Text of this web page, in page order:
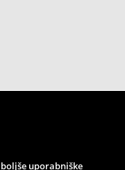
uporabniške